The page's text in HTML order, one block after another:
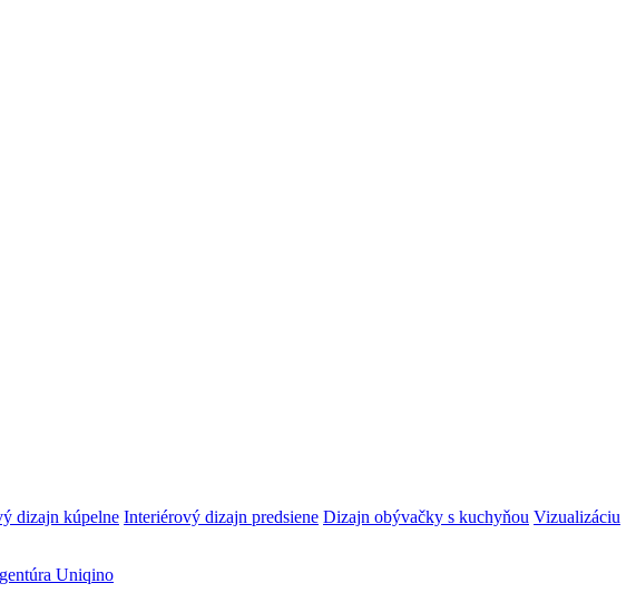
dizajn kúpelne Interiérový dizajn predsiene Dizajn obývačky s kuchyňou Vizualizáciu
Uniqino